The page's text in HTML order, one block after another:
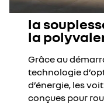
la
la
Grâce au
technologie
d’énergie, les
conçues pour